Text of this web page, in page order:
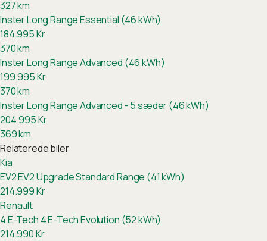
327km
Inster Long Range Essential (46 kWh)
184.995Kr
370km
Inster Long Range Advanced (46 kWh)
199.995Kr
370km
Inster Long Range Advanced - 5 sæder (46 kWh)
204.995Kr
369km
Relaterede biler
Kia
EV2EV2 Upgrade Standard Range (41 kWh)
214.999Kr
Renault
4 E-Tech 4 E-Tech Evolution (52 kWh)
214.990Kr